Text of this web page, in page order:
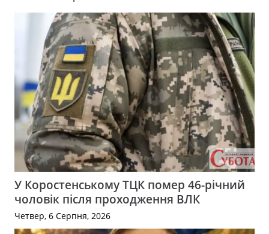
У Коростенському ТЦК помер 46-річний
чоловік після проходження ВЛК
Четвер, 6 Серпня, 2026